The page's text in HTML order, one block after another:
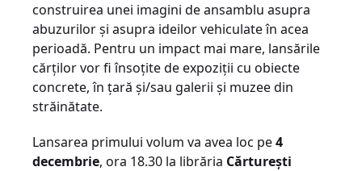
construirea unei imagini de ansamblu asupra
abuzurilor şi asupra ideilor vehiculate în acea
perioadă. Pentru un impact mai mare, lansările
cărţilor vor fi însoţite de expoziţii cu obiecte
concrete, în ţară şi/sau galerii şi muzee din
străinătate.
Lansarea primului volum va avea loc pe4
decembrie, ora 18.30 la librăria Cărtureşti